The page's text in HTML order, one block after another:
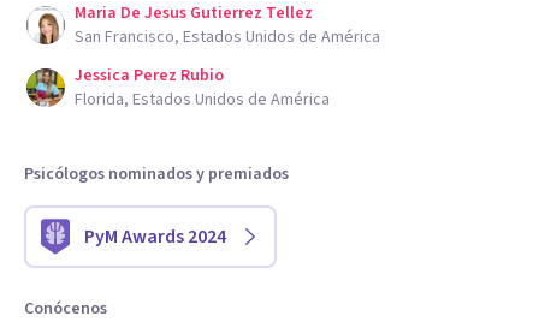
Maria De Jesus Gutierrez Tellez
San Francisco, Estados Unidos de América
Jessica Perez Rubio
Florida, Estados Unidos de América
Psicólogos nominados y premiados
PyM Awards 2024
Conócenos